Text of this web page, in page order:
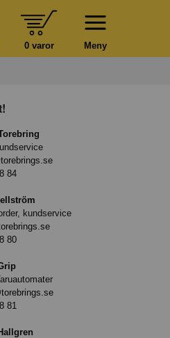
Meny
0 varor
84
kundservice
80
81